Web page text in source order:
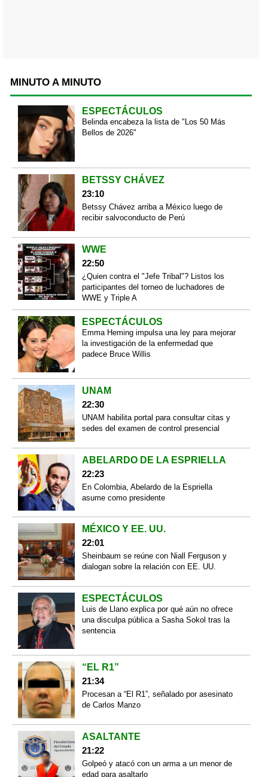
MINUTO A MINUTO
ESPECTÁCULOS
Belinda encabeza la lista de "Los 50 Más
Bellos de 2026"
BETSSY CHÁVEZ
23:10
Betssy Chávez arriba a México luego de
recibir salvoconducto de Perú
WWE
22:50
¿Quien contra el "Jefe Tribal"? Listos los
participantes del torneo de luchadores de
WWE y Triple A
ESPECTÁCULOS
Emma Heming impulsa una ley para mejorar
la investigación de la enfermedad que
padece Bruce Willis
UNAM
22:30
UNAM habilita portal para consultar citas y
sedes del examen de control presencial
ABELARDO DE LA ESPRIELLA
22:23
En Colombia, Abelardo de la Espriella
asume como presidente
MÉXICO Y EE. UU.
22:01
Sheinbaum se reúne con Niall Ferguson y
dialogan sobre la relación con EE. UU.
ESPECTÁCULOS
Luis de Llano explica por qué aún no ofrece
una disculpa pública a Sasha Sokol tras la
sentencia
“EL R1”
21:34
Procesan a “El R1”, señalado por asesinato
de Carlos Manzo
ASALTANTE
21:22
Golpeó y atacó con un arma a un menor de
edad para asaltarlo